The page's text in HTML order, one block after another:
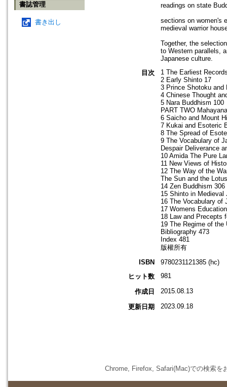
書誌管理
書き出し
readings on state
sections on women's
medieval warrior
Together, the
to Western parallels,
Japanese culture.
目次
1 The Earliest
2 Early Shinto 17
3 Prince Shotoku and
4 Chinese Thought
5 Nara Buddhism 100
PART TWO
6 Saicho and Mount
7 Kukai and Esoteric
8 The Spread of
9 The Vocabulary of
Despair Deliverance
10 Amida The Pure
11 New Views of
12 The Way of the
The Sun and the
14 Zen Buddhism 306
15 Shinto in Medieval
16 The Vocabulary of
17 Womens
18 Law and Precepts
19 The Regime of the
Bibliography 473
Index 481
版權所有
ISBN
9780231121385 (hc)
ヒット数
981
作成日 2015.08.13
更新日期 2023.09.18
Chrome, Firefox, Safari(Mac)での検索を